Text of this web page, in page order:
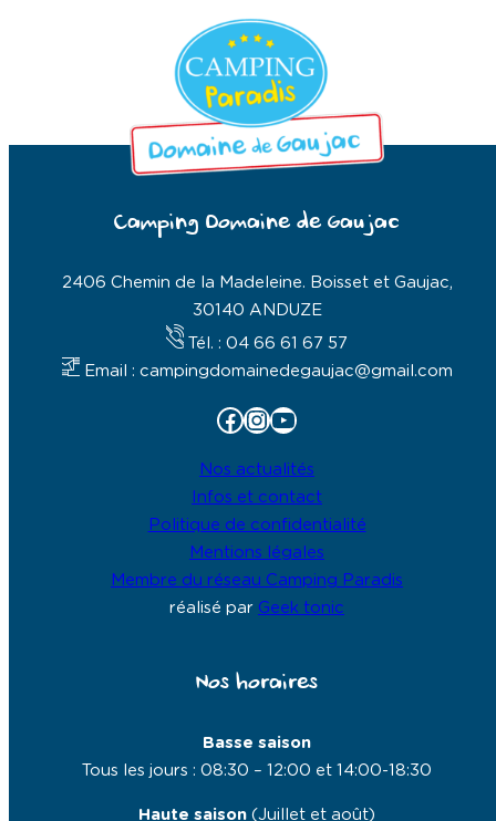
Camping Domaine de Gaujac
2406 Chemin de la Madeleine. Boisset et Gaujac,
30140 ANDUZE
Tél. : 04 66 61 67 57
Email : campingdomainedegaujac@gmail.com
Facebook InstagramYouTube
Nos actualités
Infos et contact
Politique de confidentialité
Mentions légales
Membre du réseau Camping Paradis
réalisé par Geek tonic
Nos horaires
Basse saison
Tous les jours : 08:30 – 12:00 et 14:00-18:30
Haute saison (Juillet et août)